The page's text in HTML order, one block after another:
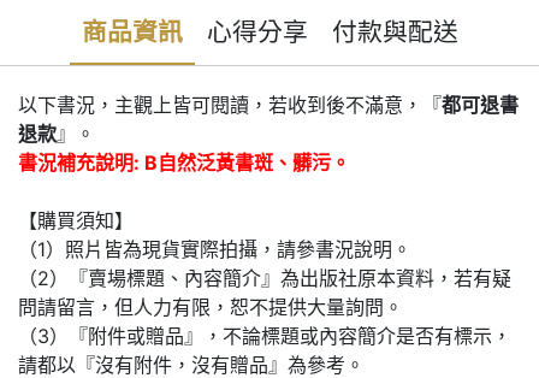
商品資訊 心得分享 付款與配送
以下書況，主觀上皆可閱讀，若收到後不滿意，『都可退書
退款』。
書況補充說明: B自然泛黃書斑、髒污。
【購買須知】
（1）照片皆為現貨實際拍攝，請參書況說明。
（2）『賣場標題、內容簡介』為出版社原本資料，若有疑
問請留言，但人力有限，恕不提供大量詢問。
（3）『附件或贈品』，不論標題或內容簡介是否有標示，
請都以『沒有附件，沒有贈品』為參考。